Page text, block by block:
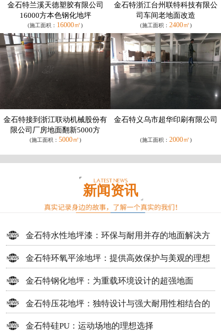
金石特兰溪天德塑胶有限公司
16000方本色钢化地坪
(施工面积： 16000㎡)
金石特浙江台州联特科技有限公
司车间老地面改造
(施工面积： 2400㎡)
金石特接到浙江联动机械股份有
限公司厂房地面翻新5000方
(施工面积： 5000㎡)
金石特义乌市超华印刷有限公司
(施工面积： 2000㎡)
新闻资讯
金石特水性地坪漆：环保与耐用并存的地面解决方
案
金石特环氧平涂地坪：提供高效保护与美观的理想
选择
金石特钢化地坪：为重载环境设计的超强地面
金石特压花地坪：独特设计与强大耐用性相结合的
地面材料
金石特硅PU：运动场地的理想选择